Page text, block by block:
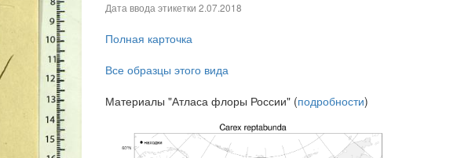
Дата ввода этикетки 2.07.2018
Полная карточка
Все образцы этого вида
Материалы "Атласа флоры России" (подробности)